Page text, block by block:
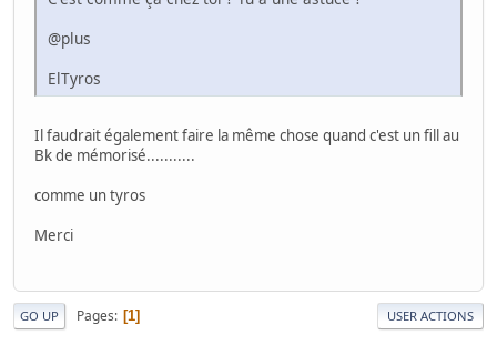
@plus
ElTyros
Il faudrait également faire la même chose quand c'est un fill au
Bk de mémorisé...........
comme un tyros
Merci
GO UP Pages 1 USER ACTIONS